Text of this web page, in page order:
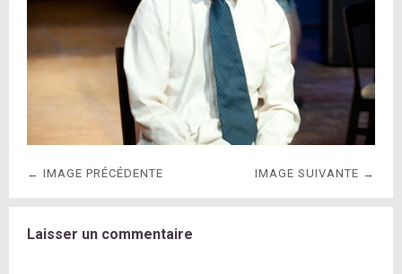
← IMAGE PRÉCÉDENTE IMAGE SUIVANTE →
Laisser un commentaire